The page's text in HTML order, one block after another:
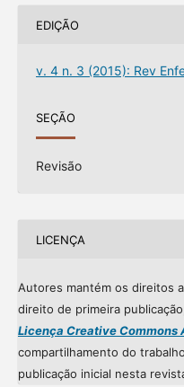
EDIÇÃO
v. 4 n. 3 (2015): Rev
SEÇÃO
Revisão
LICENÇA
Autores mantém os direitos
direito de primeira
Licença Creative Commons
compartilhamento do
publicação inicial nesta